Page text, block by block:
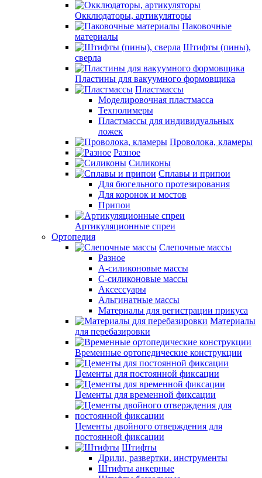
Окклюдаторы, артикуляторы
Паковочные
материалы
Штифты (пины),
сверла
Пластины для вакуумного формовщика
Пластмассы
Моделировочная пластмасса
Техполимеры
Пластмассы для индивидуальных
ложек
Проволока, кламеры
Разное
Силиконы
Сплавы и припои
Для бюгельного протезирования
Для коронок и мостов
Припои
Артикуляционные спреи
Ортопедия
Слепочные массы
Разное
А-силиконовые массы
С-силиконовые массы
Аксессуары
Альгинатные массы
Материалы для регистрации прикуса
Материалы
для перебазировки
Временные ортопедические конструкции
Цементы для постоянной фиксации
Цементы для временной фиксации
Цементы двойного отверждения для
постоянной фиксации
Штифты
Дрили, развертки, инструменты
Штифты анкерные